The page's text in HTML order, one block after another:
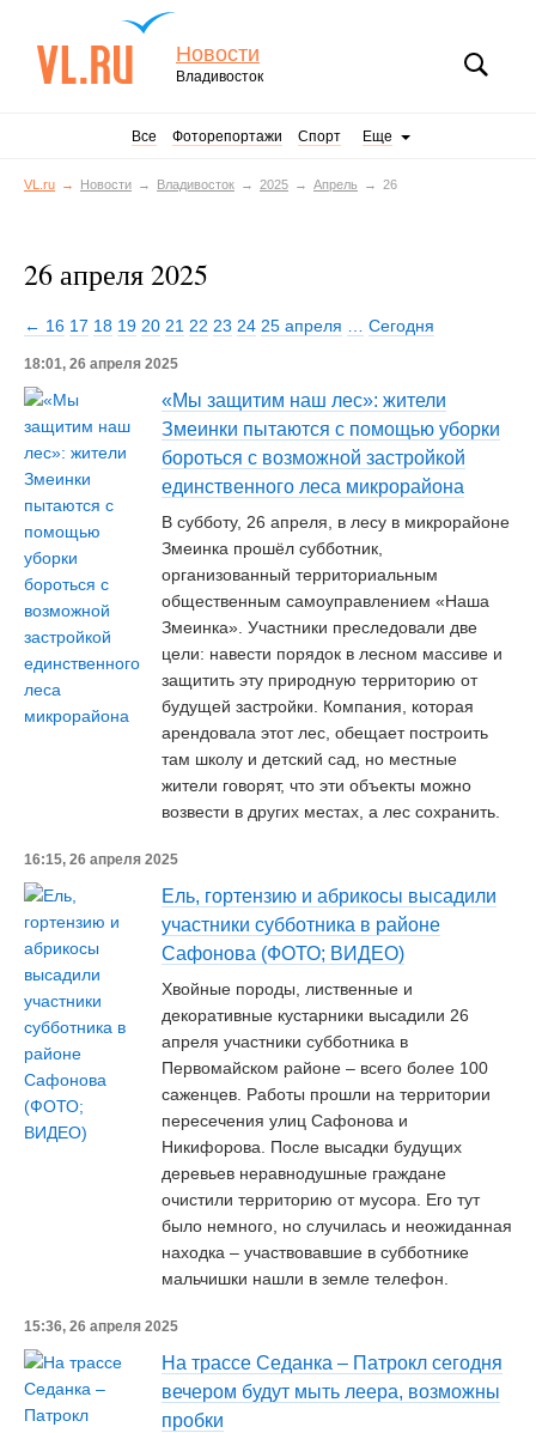
Новости
Владивосток
Все Фоторепортажи Спорт Еще
VL.ru Новости Владивосток 2025 Апрель 26
26 апреля 2025
← 16 17 18 19 20 21 22 23 24 25 апреля Сегодня
18:01, 26 апреля 2025
«Мы защитим наш лес»: жители
Змеинки пытаются с помощью уборки
бороться с возможной застройкой
единственного леса микрорайона
В субботу, 26 апреля, в лесу в микрорайоне
Змеинка прошёл субботник,
организованный территориальным
общественным самоуправлением «Наша
Змеинка». Участники преследовали две
цели: навести порядок в лесном массиве и
защитить эту природную территорию от
будущей застройки. Компания, которая
арендовала этот лес, обещает построить
там школу и детский сад, но местные
жители говорят, что эти объекты можно
возвести в других местах, а лес сохранить.
16:15, 26 апреля 2025
Ель, гортензию и абрикосы высадили
участники субботника в районе
Сафонова (ФОТО; ВИДЕО)
Хвойные породы, лиственные и
декоративные кустарники высадили 26
апреля участники субботника в
Первомайском районе – всего более 100
саженцев. Работы прошли на территории
пересечения улиц Сафонова и
Никифорова. После высадки будущих
деревьев неравнодушные граждане
очистили территорию от мусора. Его тут
было немного, но случилась и неожиданная
находка – участвовавшие в субботнике
мальчишки нашли в земле телефон.
15:36, 26 апреля 2025
На трассе Седанка – Патрокл сегодня
вечером будут мыть леера, возможны
пробки